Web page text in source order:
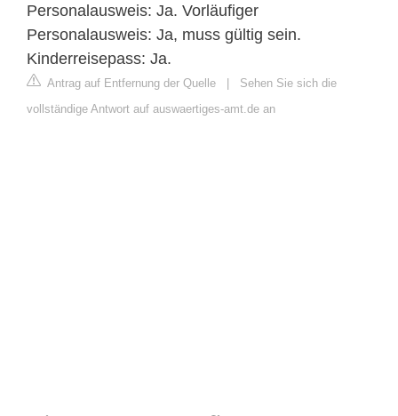
Personalausweis: Ja. Vorläufiger
Personalausweis: Ja, muss gültig sein.
Kinderreisepass: Ja.
Antrag auf Entfernung der Quelle | Sehen Sie sich die
vollständige Antwort auf auswaertiges-amt.de an